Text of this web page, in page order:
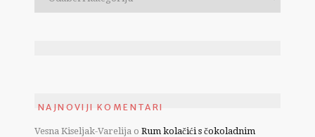
NAJNOVIJI KOMENTARI
Vesna Kiseljak-Varelija o Rum kolačići s čokoladnim